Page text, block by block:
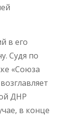
в его
Судя по
«Союза
ДНР
в конце